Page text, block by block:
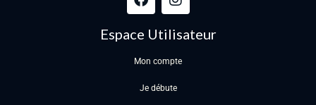
Espace Utilisateur
Mon compte
Je débute